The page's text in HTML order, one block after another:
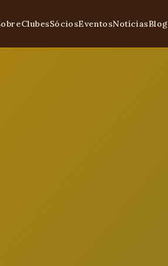
ClubesSóciosEventosNotíciasBlog